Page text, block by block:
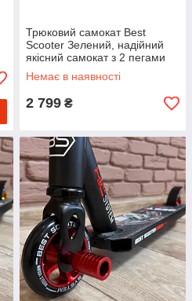
Трюковий самокат Best
Scooter Зелений, надійний
якісний самокат з 2 пегами
HIC система
Немає в наявності
2 799 ₴